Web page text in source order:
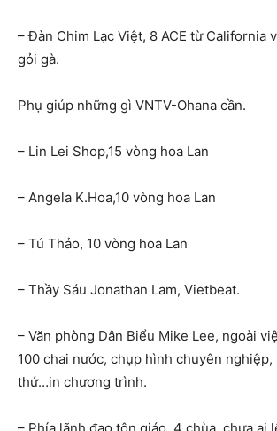
– Đàn Chim Lạc Việt, 8 ACE từ California
gỏi gà.
Phụ giúp những gì VNTV-Ohana cần.
– Lin Lei Shop,15 vòng hoa Lan
– Angela K.Hoa,10 vòng hoa Lan
– Tú Thảo, 10 vòng hoa Lan
– Thầy Sáu Jonathan Lam, Vietbeat.
– Văn phòng Dân Biểu Mike Lee, ngoài
100 chai nước, chụp hình chuyên nghiệp,
thứ…in chương trình.